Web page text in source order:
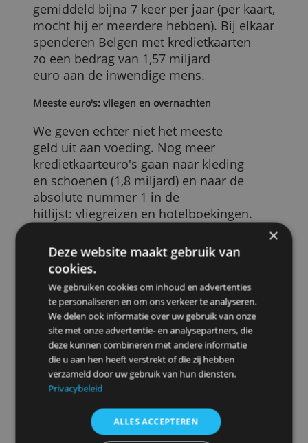
Meeste betalingen: eten en drinken
De Belg pakt zijn creditcard het vaakst uit
de portemonnee om er eten en drinken
gemiddeld bijna 7 keer per jaar (per
mocht hij er meerdere hebben). Bij
spenderen Belgen met kredietkaarten
zo een bedrag van 1,57 miljard
euro aan de inwendige mens.
Meeste euro's: vliegen en overnachten
We geven echter niet het meeste
geld uit aan voeding. Nog meer
kredietkaarteuro's gaan naar kleding
en schoenen (1,8 miljard) en naar de
absolute nummer 1 in de
hitlijst: vliegreizen en hotelboekingen.
Daar besteden we in een jaar
liefst 4,14 miljard euro aan met de
kredietkaart, gemiddeld 192 euro per
transactie.
Deze website maakt gebruik van
cookies.
We gebruiken cookies om inhoud en advertenties